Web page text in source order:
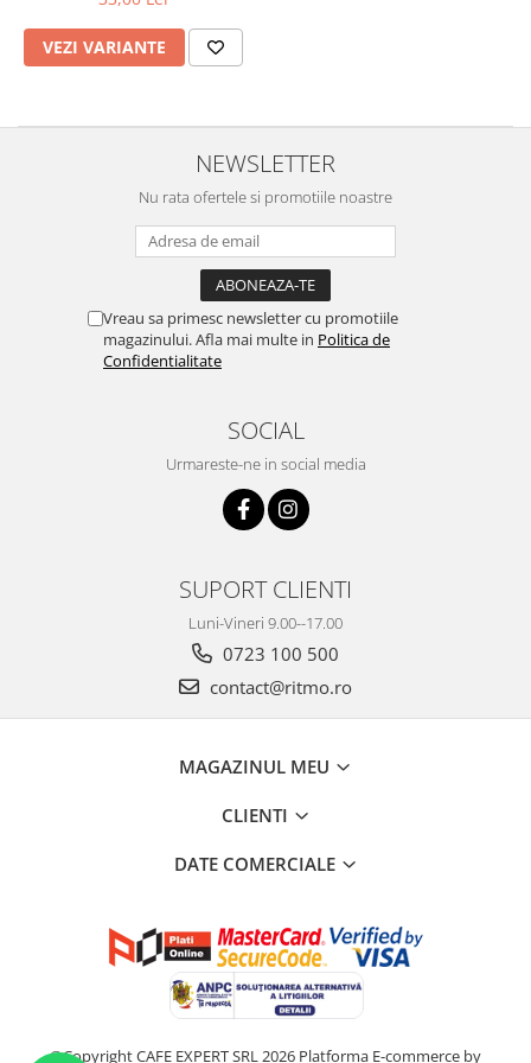
VEZI VARIANTE
NEWSLETTER
Nu rata ofertele si promotiile noastre
Vreau sa primesc newsletter cu promotiile
magazinului. Afla mai multe in Politica de
Confidentialitate
SOCIAL
Urmareste-ne in social media
SUPORT CLIENTI
Luni-Vineri 9.00--17.00
0723 100 500
contact@ritmo.ro
MAGAZINUL MEU
CLIENTI
DATE COMERCIALE
©Copyright CAFE EXPERT SRL 2026 Platforma E-commerce by